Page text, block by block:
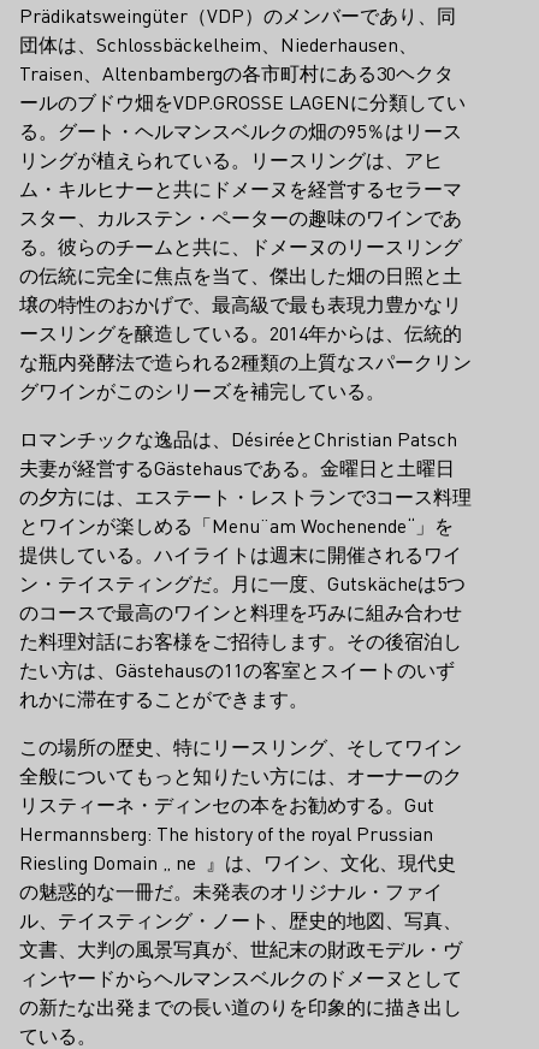
Prädikatsweingüter（VDP）のメンバーであり、同
団体は、Schlossbäckelheim、Niederhausen、
Traisen、Altenbambergの各市町村にある30ヘクタ
ールのブドウ畑をVDP.GROSSE LAGENに分類してい
る。グート・ヘルマンスベルクの畑の95％はリース
リングが植えられている。リースリングは、アヒ
ム・キルヒナーと共にドメーヌを経営するセラーマ
スター、カルステン・ペーターの趣味のワインであ
る。彼らのチームと共に、ドメーヌのリースリング
の伝統に完全に焦点を当て、傑出した畑の日照と土
壌の特性のおかげで、最高級で最も表現力豊かなリ
ースリングを醸造している。2014年からは、伝統的
な瓶内発酵法で造られる2種類の上質なスパークリン
グワインがこのシリーズを補完している。
ロマンチックな逸品は、DésiréeとChristian Patsch
夫妻が経営するGästehausである。金曜日と土曜日
の夕方には、エステート・レストランで3コース料理
とワインが楽しめる「Menu¨am Wochenende“」を
提供している。ハイライトは週末に開催されるワイ
ン・テイスティングだ。月に一度、Gutskächeは5つ
のコースで最高のワインと料理を巧みに組み合わせ
た料理対話にお客様をご招待します。その後宿泊し
たい方は、Gästehausの11の客室とスイートのいず
れかに滞在することができます。
この場所の歴史、特にリースリング、そしてワイン
全般についてもっと知りたい方には、オーナーのク
リスティーネ・ディンセの本をお勧めする。Gut
Hermannsberg: The history of the royal Prussian
Riesling Domain „ ne 』は、ワイン、文化、現代史
の魅惑的な一冊だ。未発表のオリジナル・ファイ
ル、テイスティング・ノート、歴史的地図、写真、
文書、大判の風景写真が、世紀末の財政モデル・ヴ
ィンヤードからヘルマンスベルクのドメーヌとして
の新たな出発までの長い道のりを印象的に描き出し
ている。